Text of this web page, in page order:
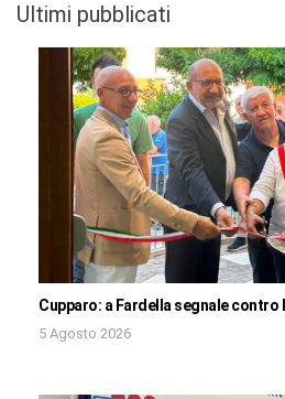
Ultimi pubblicati
Cupparo: a Fardella segnale
5 Agosto 2026